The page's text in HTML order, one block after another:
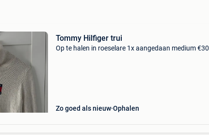
Tommy Hilfiger trui
Op te halen in roeselare 1x aangedaan medium €30
Zo goed als nieuw Ophalen